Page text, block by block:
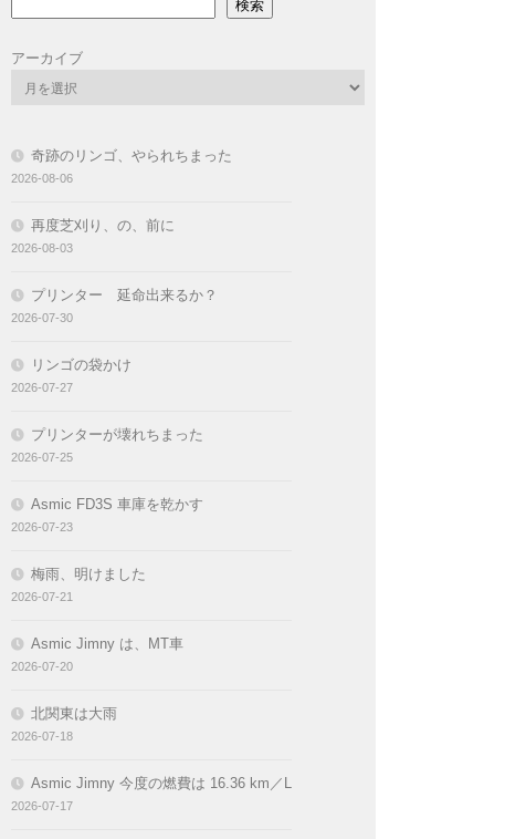
検索
アーカイブ
奇跡のリンゴ、やられちまった
2026-08-06
再度芝刈り、の、前に
2026-08-03
プリンター 延命出来るか？
2026-07-30
リンゴの袋かけ
2026-07-27
プリンターが壊れちまった
2026-07-25
Asmic FD3S 車庫を乾かす
2026-07-23
梅雨、明けました
2026-07-21
Asmic Jimny は、MT車
2026-07-20
北関東は大雨
2026-07-18
Asmic Jimny 今度の燃費は 16.36 km／L
2026-07-17